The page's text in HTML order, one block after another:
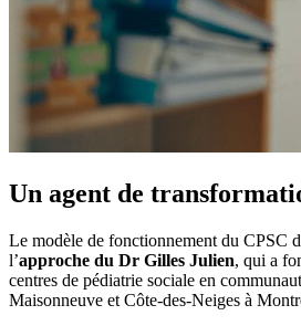
Un agent de
Le modèle de fonctionnement du CPSC
l’approche du Dr Gilles Julien, qui a
centres de pédiatrie sociale en
Maisonneuve et Côte‐des‐Neiges à